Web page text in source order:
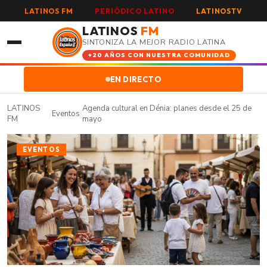
LATINOS FM PERIÓDICO LATINO LATINOSTV
LATINOS FM
SINTONIZA LA MEJOR RADIO LATINA
+20 AÑOS CON NUESTRA COMUNIDAD
EN DIRECTO
LATINOS
FM
/Eventos/Agenda cultural en Dénia: planes desde el 25 de
mayo
EVENTOS